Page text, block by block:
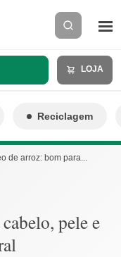
LOJA
Reciclagem
de arroz: bom para...
pele e